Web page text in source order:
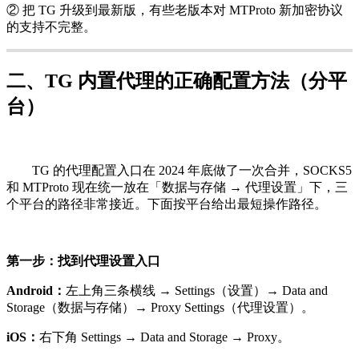
② 把 TG 升级到最新版，有些老版本对 MTProto 新加密协议
的支持不完整。
二、TG 内置代理的正确配置方法（分平
台）
TG 的代理配置入口在 2024 年底做了一次合并，SOCKS5
和 MTProto 现在统一放在「数据与存储 → 代理设置」下，三
个平台的路径非常接近。下面按平台给出最短操作路径。
第一步：找到代理设置入口
Android： 左上角三条横线 → Settings（设置）→ Data and
Storage（数据与存储）→ Proxy Settings（代理设置）。
iOS： 右下角 Settings → Data and Storage → Proxy。